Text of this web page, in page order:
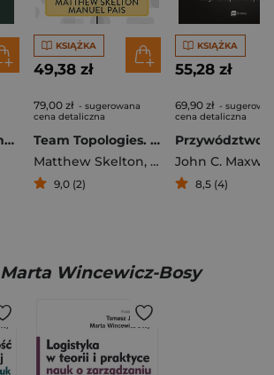
7 zasad skutecznego zespołu. Jak budować współpracę, zaangażowanie i efektywność
KSIĄŻKA
49,38 zł
79,00 zł - sugerowana
cena detaliczna
Team Topologies. Organizowanie biznesu i zespołów technologicznych dla szybkiego przepływu pracy
Matthew Skelton, Manuel Pais ,Ruth
9,0 (2)
KSIĄŻKA
55,28 zł
69,90 zł -
cena detaliczna
John C.
8,5 (4)
Marta Wincewicz-Bosy